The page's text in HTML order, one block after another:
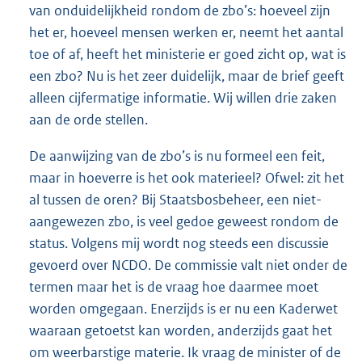
van onduidelijkheid rondom de zbo’s: hoeveel zijn
het er, hoeveel mensen werken er, neemt het aantal
toe of af, heeft het ministerie er goed zicht op, wat is
een zbo? Nu is het zeer duidelijk, maar de brief geeft
alleen cijfermatige informatie. Wij willen drie zaken
aan de orde stellen.
De aanwijzing van de zbo’s is nu formeel een feit,
maar in hoeverre is het ook materieel? Ofwel: zit het
al tussen de oren? Bij Staatsbosbeheer, een niet-
aangewezen zbo, is veel gedoe geweest rondom de
status. Volgens mij wordt nog steeds een discussie
gevoerd over NCDO. De commissie valt niet onder de
termen maar het is de vraag hoe daarmee moet
worden omgegaan. Enerzijds is er nu een Kaderwet
waaraan getoetst kan worden, anderzijds gaat het
om weerbarstige materie. Ik vraag de minister of de